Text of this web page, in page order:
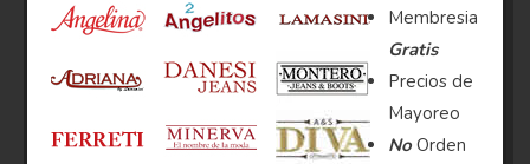
Membresia
Gratis
Precios de
Mayoreo
No Orden